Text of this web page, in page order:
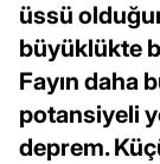
üssü
büyüklükte
Fayın daha
potansiyeli
deprem.